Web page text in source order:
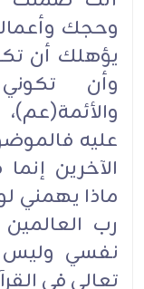
وحجك
يؤهلك أن
وأن
عليه
الآخرين
ماذا يهمني
رب
نفسي وليس
تعالى في